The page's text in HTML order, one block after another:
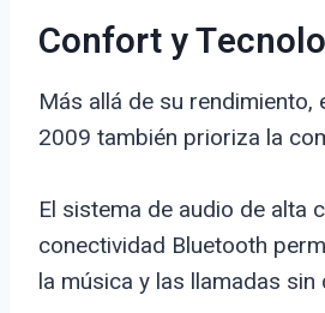
Confort y
Más allá de su rendimiento,
2009 también prioriza la
El sistema de audio de alta
conectividad Bluetooth
la música y las llamadas